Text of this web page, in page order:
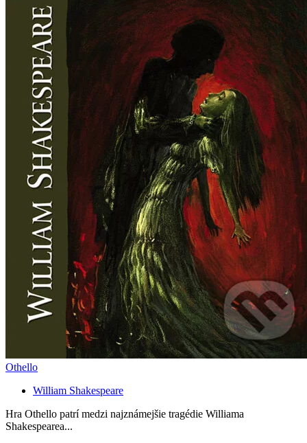
Othello
William Shakespeare
Hra Othello patrí medzi najznámejšie tragédie Williama
Shakespearea...